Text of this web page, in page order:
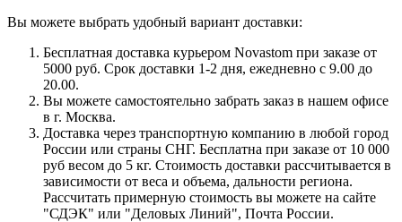
Вы можете выбрать удобный вариант доставки:
Бесплатная доставка курьером Novastom при заказе от
5000 руб. Срок доставки 1-2 дня, ежедневно с 9.00 до
20.00.
Вы можете самостоятельно забрать заказ в нашем офисе
в г. Москва.
Доставка через транспортную компанию в любой город
России или страны СНГ. Бесплатна при заказе от 10 000
руб весом до 5 кг. Стоимость доставки рассчитывается в
зависимости от веса и объема, дальности региона.
Рассчитать примерную стоимость вы можете на сайте
"СДЭК" или "Деловых Линий", Почта России.